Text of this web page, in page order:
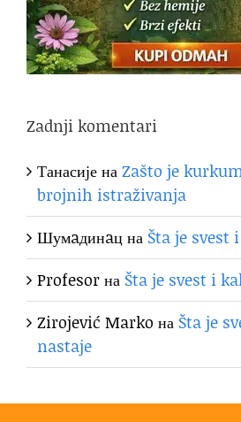
Zadnji komentari
ТанасијенаZašto je
brojnih istraživanja
Шумaдинaцна Šta je svest
Profesorна Šta je svest i
Zirojević Marko на Šta je
nastaje